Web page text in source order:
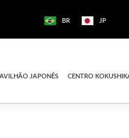
BR JP
JAPONÊS CENTRO